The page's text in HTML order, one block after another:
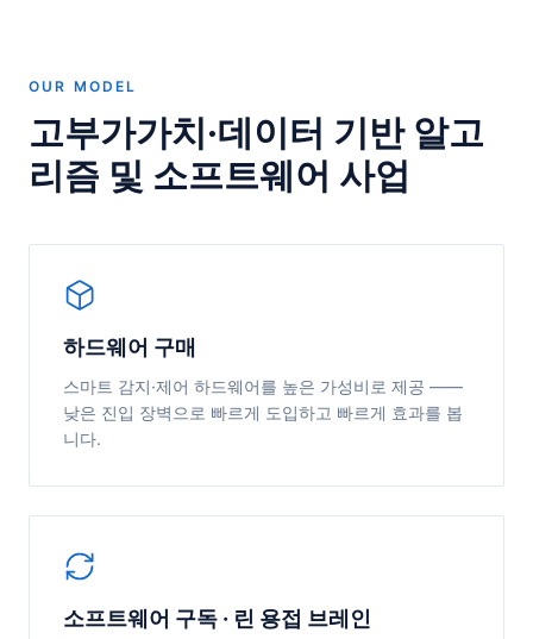
OUR MODEL
고부가가치·데이터 기반 알고
리즘 및 소프트웨어 사업
하드웨어 구매
스마트 감지·제어 하드웨어를 높은 가성비로 제공 ——
낮은 진입 장벽으로 빠르게 도입하고 빠르게 효과를 봅
니다.
소프트웨어 구독 · 린 용접 브레인